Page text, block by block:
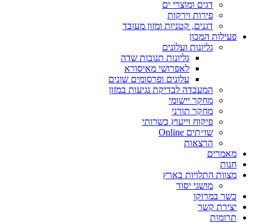
דגים ומוצרי ים
פירות וירקות
דגנים, קטניות ומזון מעובד
פעילות המכון
גליונות ועלונים
גליונות תנובות שדה
לאפרושי מאיסורא
עלונים ופרסומים שונים
המעבדה לבדיקת נגיעות במזון
מחקר יישומי
מחקר תורני
פיקוח וייעוץ כשרותי
שו״תים Online
הרצאות
מאמרים
חנות
מצוות התלויות בארץ
מושגי יסוד
כשר במרוקו
יצירת קשר
תרומות